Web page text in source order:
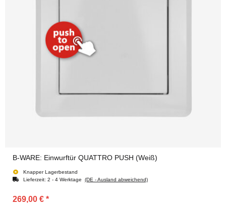
B-WARE: Einwurftür QUATTRO PUSH (Weiß)
Knapper Lagerbestand
Lieferzeit: 2 - 4 Werktage (DE - Ausland abweichend)
269,00 € *